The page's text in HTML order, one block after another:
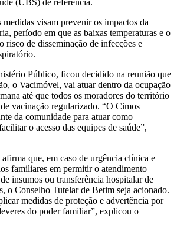
(UBS) de referência.
visam prevenir os impactos da
período em que as baixas temperaturas e o
risco de disseminação de infecções e
Público, ficou decidido na reunião que
o Vacimóvel, vai atuar dentro da ocupação
até que todos os moradores do território
vacinação regularizado. “O Cimos
da comunidade para atuar como
o acesso das equipes de saúde”,
que, em caso de urgência clínica e
familiares em permitir o atendimento
insumos ou transferência hospitalar de
o Conselho Tutelar de Betim seja acionado.
medidas de proteção e advertência por
do poder familiar”, explicou o